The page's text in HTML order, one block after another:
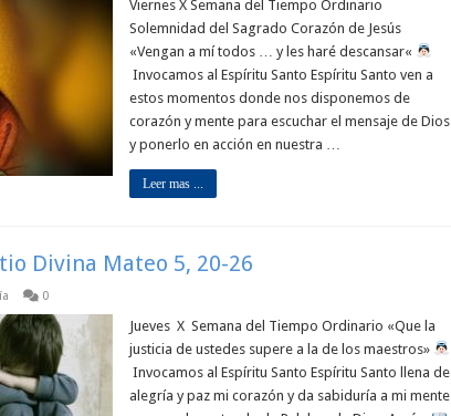
Viernes X Semana del Tiempo Ordinario
Solemnidad del Sagrado Corazón de Jesús
«Vengan a mí todos … y les haré descansar«
Invocamos al Espíritu Santo Espíritu Santo ven a
estos momentos donde nos disponemos de
corazón y mente para escuchar el mensaje de Dios
y ponerlo en acción en nuestra …
Leer mas ...
Divina Mateo 5, 20-26
0
Jueves X Semana del Tiempo Ordinario «Que la
justicia de ustedes supere a la de los maestros»
Invocamos al Espíritu Santo Espíritu Santo llena de
alegría y paz mi corazón y da sabiduría a mi mente